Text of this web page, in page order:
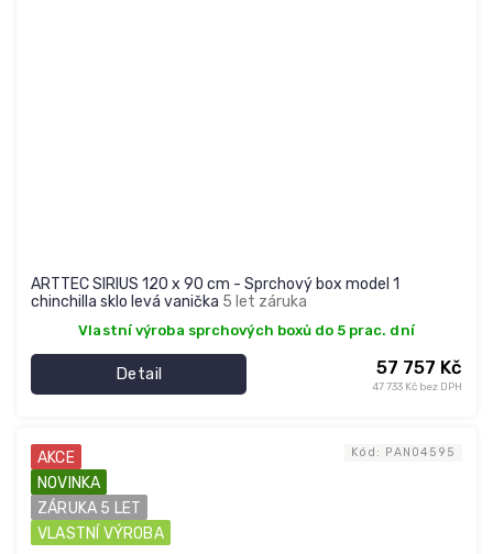
ARTTEC SIRIUS 120 x 90 cm - Sprchový box model 1
chinchilla sklo levá vanička 5 let záruka
Vlastní výroba sprchových boxů do 5 prac. dní
47 733 Kč bez DPH
57 757 Kč
Detail
AKCE
NOVINKA
ZÁRUKA 5 LET
VLASTNÍ VÝROBA
Kód: PAN04595